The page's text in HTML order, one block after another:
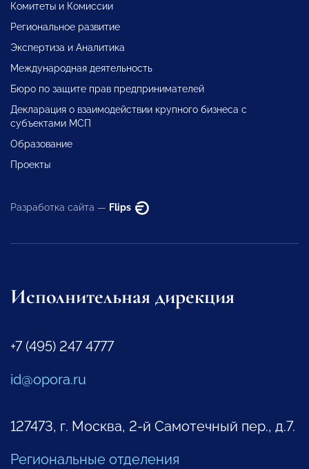
Комитеты и Комиссии
Региональное развитие
Экспертиза и Аналитика
Международная деятельность
Бюро по защите прав предпринимателей
Декларация о взаимодействии крупного бизнеса с
субъектами МСП
Образование
Проекты
Разработка сайта — Flips
Исполнительная дирекция
+7 (495) 247 4777
id@opora.ru
127473, г. Москва, 2-й Самотечный пер., д.7.
Региональные отделения